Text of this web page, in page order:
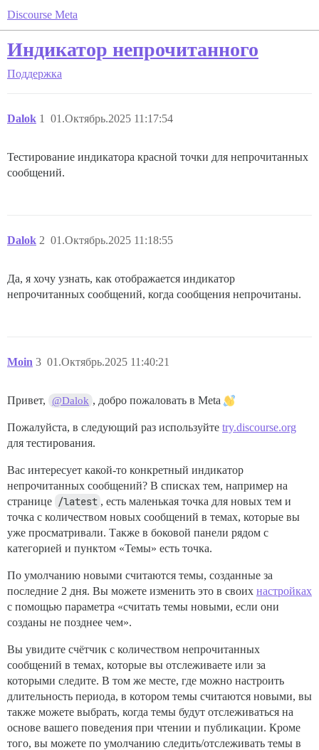
Discourse Meta
Индикатор непрочитанного
Поддержка
Dalok 01.Октябрь.2025 11:17:54
1
Тестирование индикатора красной точки для непрочитанных
сообщений.
Dalok 01.Октябрь.2025 11:18:55
2
Да, я хочу узнать, как отображается индикатор
непрочитанных сообщений, когда сообщения непрочитаны.
Moin 01.Октябрь.2025 11:40:21
3
Привет, @Dalok , добро пожаловать в Meta
Пожалуйста, в следующий раз используйте try.discourse.org
для тестирования.
Вас интересует какой-то конкретный индикатор
непрочитанных сообщений? В списках тем, например на
странице /latest , есть маленькая точка для новых тем и
точка с количеством новых сообщений в темах, которые вы
уже просматривали. Также в боковой панели рядом с
категорией и пунктом «Темы» есть точка.
По умолчанию новыми считаются темы, созданные за
последние 2 дня. Вы можете изменить это в своих настройках
с помощью параметра «считать темы новыми, если они
созданы не позднее чем».
Вы увидите счётчик с количеством непрочитанных
сообщений в темах, которые вы отслеживаете или за
которыми следите. В том же месте, где можно настроить
длительность периода, в котором темы считаются новыми, вы
также можете выбрать, когда темы будут отслеживаться на
основе вашего поведения при чтении и публикации. Кроме
того, вы можете по умолчанию следить/отслеживать темы в